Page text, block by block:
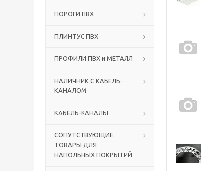
ПОРОГИ ПВХ
ПЛИНТУС ПВХ
ПРОФИЛИ ПВХ и МЕТАЛЛ
НАЛИЧНИК С КАБЕЛЬ-
КАНАЛОМ
КАБЕЛЬ-КАНАЛЫ
СОПУТСТВУЮЩИЕ
ТОВАРЫ ДЛЯ
НАПОЛЬНЫХ ПОКРЫТИЙ